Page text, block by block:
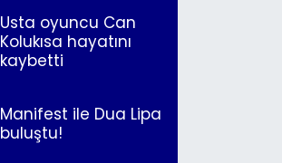
Usta oyuncu Can
Kolukısa hayatını
kaybetti
Manifest ile Dua Lipa
buluştu!